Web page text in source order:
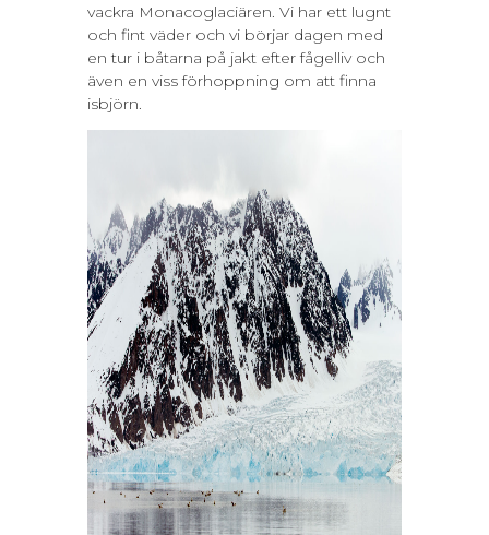
vackra Monacoglaciären. Vi har ett lugnt
och fint väder och vi börjar dagen med
en tur i båtarna på jakt efter fågelliv och
även en viss förhoppning om att finna
isbjörn.